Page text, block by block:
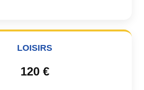
LOISIRS
120 €